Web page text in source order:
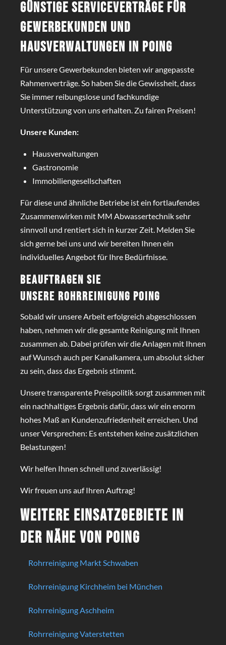
Günstige Serviceverträge für
Gewerbekunden und
Hausverwaltungen in Poing
Für unsere Gewerbekunden bieten wir angepasste
Rahmenverträge. So haben Sie die Gewissheit, dass
Sie immer reibungslose und fachkundige
Unterstützung von uns erhalten. Zu fairen Preisen!
Unsere Kunden:
Hausverwaltungen
Gastronomie
Immobiliengesellschaften
Für diese und ähnliche Betriebe ist ein fortlaufendes
Zusammenwirken mit MM Abwassertechnik sehr
sinnvoll und rentiert sich in kurzer Zeit. Melden Sie
sich gerne bei uns und wir bereiten Ihnen ein
individuelles Angebot für Ihre Bedürfnisse.
Beauftragen Sie
unsere Rohrreinigung Poing
Sobald wir unsere Arbeit erfolgreich abgeschlossen
haben, nehmen wir die gesamte Reinigung mit Ihnen
zusammen ab. Dabei prüfen wir die Anlagen mit Ihnen
auf Wunsch auch per Kanalkamera, um absolut sicher
zu sein, dass das Ergebnis stimmt.
Unsere transparente Preispolitik sorgt zusammen mit
ein nachhaltiges Ergebnis dafür, dass wir ein enorm
hohes Maß an Kundenzufriedenheit erreichen. Und
unser Versprechen: Es entstehen keine zusätzlichen
Belastungen!
Wir helfen Ihnen schnell und zuverlässig!
Wir freuen uns auf Ihren Auftrag!
Weitere Einsatzgebiete in
der Nähe von Poing
Rohrreinigung Markt Schwaben
Rohrreinigung Kirchheim bei München
Rohrreinigung Aschheim
Rohrreinigung Vaterstetten